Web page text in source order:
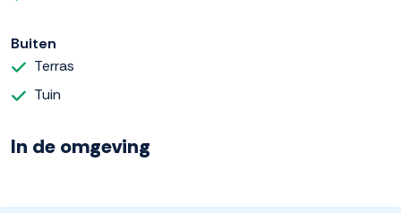
Buiten
Terras
Tuin
In de omgeving